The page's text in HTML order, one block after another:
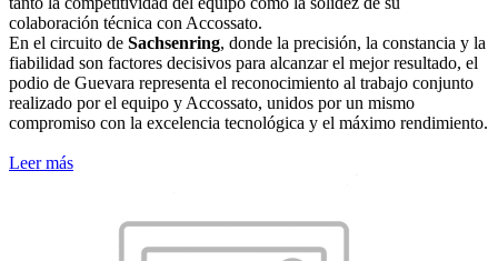
colaboración técnica con Accossato.
En el circuito de Sachsenring, donde la precisión, la constancia y la
fiabilidad son factores decisivos para alcanzar el mejor resultado, el
podio de Guevara representa el reconocimiento al trabajo conjunto
realizado por el equipo y Accossato, unidos por un mismo
compromiso con la excelencia tecnológica y el máximo rendimiento.
Leer más